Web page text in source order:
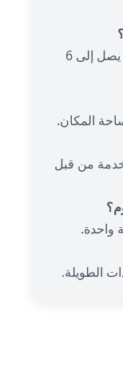
أفضل الشركات توفر ضمان مكتوب يصل إلى 6
من قبل
واحدة.
الطويلة.